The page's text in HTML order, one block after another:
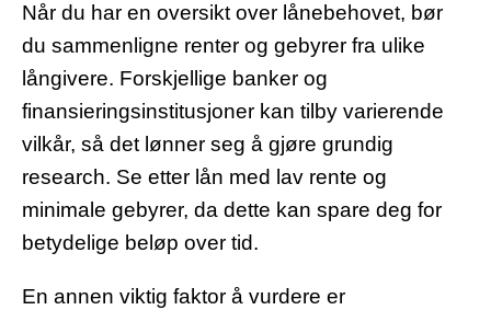
Når du har en oversikt over lånebehovet, bør
du sammenligne renter og gebyrer fra ulike
långivere. Forskjellige banker og
finansieringsinstitusjoner kan tilby varierende
vilkår, så det lønner seg å gjøre grundig
research. Se etter lån med lav rente og
minimale gebyrer, da dette kan spare deg for
betydelige beløp over tid.
En annen viktig faktor å vurdere er